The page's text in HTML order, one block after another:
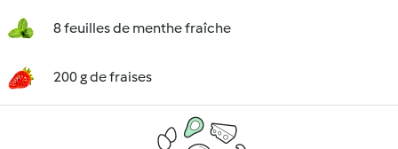
8 feuilles de menthe fraîche
200 g de fraises